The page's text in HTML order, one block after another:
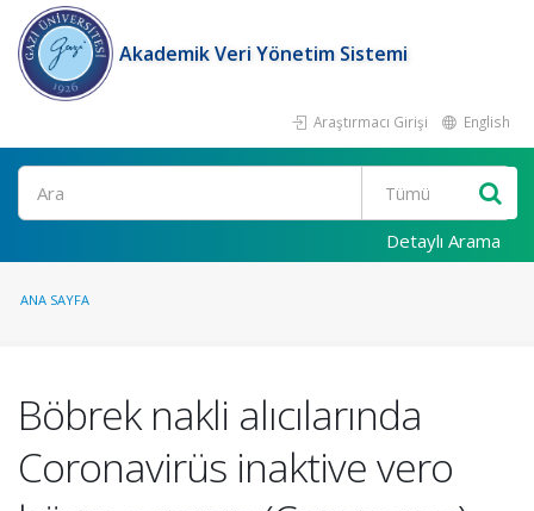
Akademik Veri Yönetim Sistemi
Araştırmacı Girişi English
Ara
Detaylı Arama
ANA SAYFA
Böbrek nakli alıcılarında
Coronavirüs inaktive vero